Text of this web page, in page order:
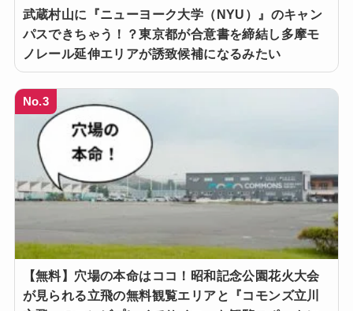
武蔵村山に『ニューヨーク大学（NYU）』のキャン
パスできちゃう！？東京都が合意書を締結し多摩モ
ノレール延伸エリアが誘致候補になるみたい
No.3
【無料】穴場の本命はココ！昭和記念公園花火大会
が見られる立飛の無料観覧エリアと『コモンズ立川